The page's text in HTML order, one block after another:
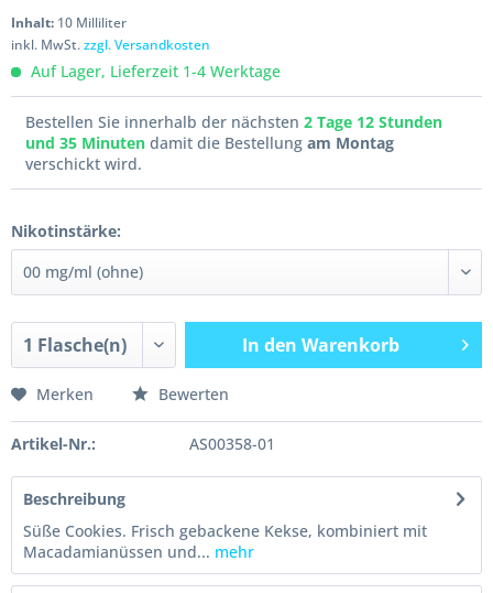
Inhalt: 10 Milliliter
inkl. MwSt.zzgl. Versandkosten
Auf Lager, Lieferzeit 1-4 Werktage
Bestellen Sie innerhalb der nächsten 2 Tage 12 Stunden
und 35 Minuten damit die Bestellung am Montag
verschickt wird.
Nikotinstärke:
In den Warenkorb
Merken Bewerten
Artikel-Nr.: AS00358-01
Beschreibung
Süße Cookies. Frisch gebackene Kekse, kombiniert mit
Macadamianüssen und... mehr